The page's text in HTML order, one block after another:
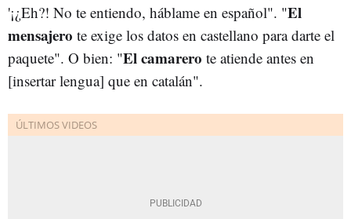
'¡¿Eh?! No te entiendo, háblame en español". "El
mensajero te exige los datos en castellano para darte el
paquete". O bien: "El camarero te atiende antes en
[insertar lengua] que en catalán".